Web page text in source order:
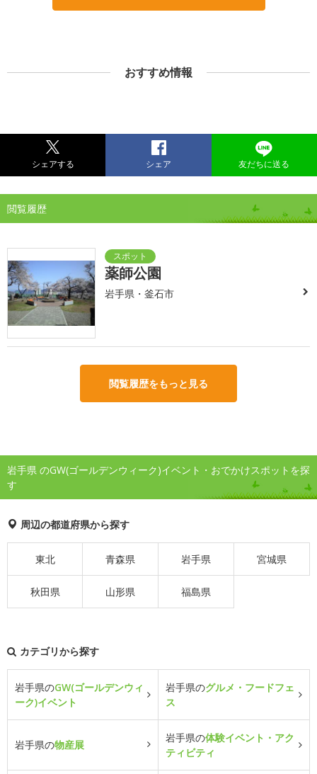
おすすめ情報
シェアする シェア 友だちに送る
閲覧履歴
薬師公園
岩手県・釜石市
閲覧履歴をもっと見る
岩手県 のGW(ゴールデンウィーク)イベント・おでかけスポットを探
す
周辺の都道府県から探す
東北 青森県 岩手県 宮城県
秋田県 山形県 福島県
カテゴリから探す
岩手県のGW(ゴールデンウィ
ーク)イベント
岩手県のグルメ・フードフェ
ス
岩手県の物産展
岩手県の体験イベント・アク
ティビティ